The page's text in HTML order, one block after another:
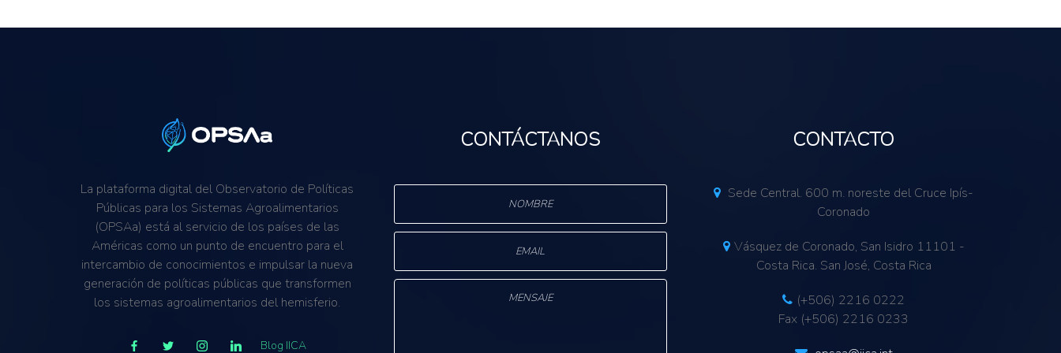
La plataforma digital del Observatorio de Políticas
Públicas para los Sistemas Agroalimentarios
(OPSAa) está al servicio de los países de las
Américas como un punto de encuentro para el
intercambio de conocimientos e impulsar la nueva
generación de políticas públicas que transformen
los sistemas agroalimentarios del hemisferio.
Blog IICA
CONTÁCTANOS CONTACTO
Sede Central. 600 m. noreste del Cruce Ipís-
Coronado
Vásquez de Coronado, San Isidro 11101 -
Costa Rica. San José, Costa Rica
(+506) 2216 0222
Fax (+506) 2216 0233